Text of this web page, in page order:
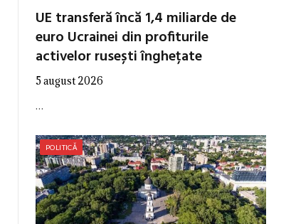
UE transferă încă 1,4 miliarde de
euro Ucrainei din profiturile
activelor rusești înghețate
5 august 2026
…
POLITICĂ